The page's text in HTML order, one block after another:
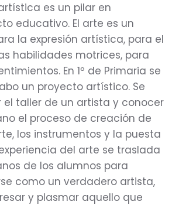
es un pilar en
educativo. El arte es un
la expresión artística, para el
habilidades motrices, para
En 1º de Primaria se
un proyecto artístico. Se
taller de un artista y conocer
el proceso de creación de
los instrumentos y la puesta
del arte se traslada
de los alumnos para
como un verdadero artista,
y plasmar aquello que